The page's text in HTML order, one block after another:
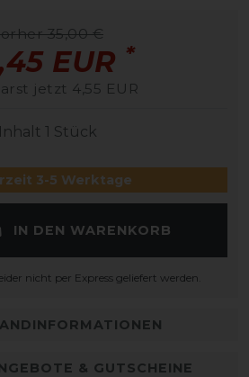
35,00 €
EUR *
jetzt 4,55 EUR
Inhalt 1 Stück
3-5 Werktage
IN DEN WARENKORB
nicht per Express geliefert werden.
& GUTSCHEINE